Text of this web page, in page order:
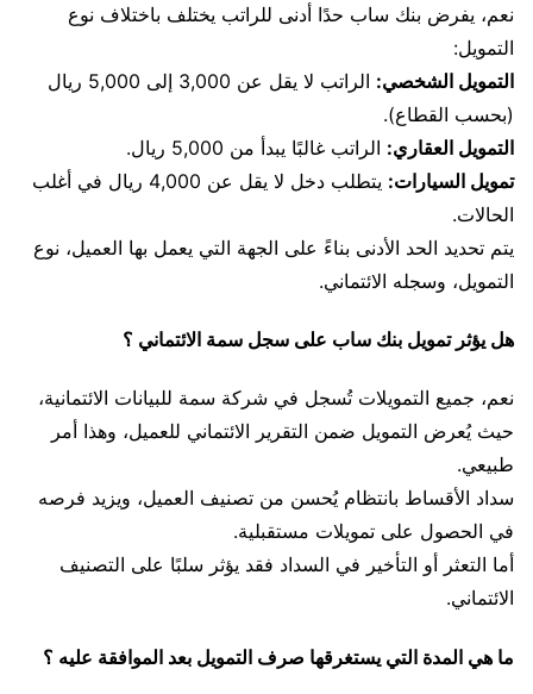
نعم، يفرض بنك ساب حدًا أدنى للراتب يختلف باختلاف نوع
التمويل:
التمويل الشخصي:
الراتب لا يقل عن 3,000 إلى 5,000 ريال
(بحسب القطاع).
التمويل العقاري: الراتب غالبًا يبدأ من 5,000 ريال.
تمويل السيارات:
يتطلب دخل لا يقل عن 4,000 ريال في أغلب
الحالات.
يتم تحديد الحد الأدنى بناءً على الجهة التي يعمل بها العميل، نوع
التمويل، وسجله الائتماني.
هل يؤثر تمويل بنك ساب على سجل سمة الائتماني ؟
نعم، جميع التمويلات تُسجل في شركة سمة للبيانات الائتمانية،
حيث يُعرض التمويل ضمن التقرير الائتماني للعميل، وهذا أمر
طبيعي.
سداد الأقساط بانتظام يُحسن من تصنيف العميل، ويزيد فرصه
في الحصول على تمويلات مستقبلية.
أما التعثر أو التأخير في السداد فقد يؤثر سلبًا على التصنيف
الائتماني.
ما هي المدة التي يستغرقها صرف التمويل بعد الموافقة عليه ؟